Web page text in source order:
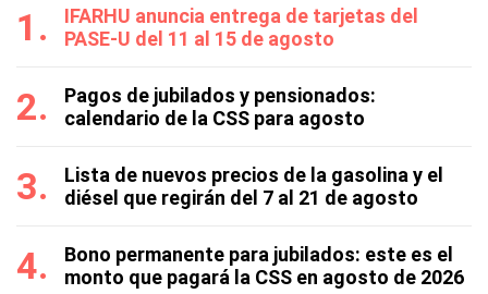
IFARHU anuncia entrega de tarjetas del
PASE-U del 11 al 15 de agosto
Pagos de jubilados y pensionados:
calendario de la CSS para agosto
Lista de nuevos precios de la gasolina y el
diésel que regirán del 7 al 21 de agosto
Bono permanente para jubilados: este es el
monto que pagará la CSS en agosto de 2026